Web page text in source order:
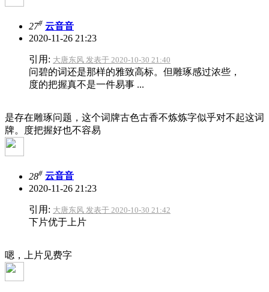
27# 云音音
2020-11-26 21:23
引用: 大唐东风 发表于 2020-10-30 21:40
问碧的词还是那样的雅致高标。但雕琢感过浓些，
度的把握真不是一件易事 ...
是存在雕琢问题，这个词牌古色古香不炼炼字似乎对不起这词
牌。度把握好也不容易
28# 云音音
2020-11-26 21:23
引用: 大唐东风 发表于 2020-10-30 21:42
下片优于上片
嗯，上片见费字